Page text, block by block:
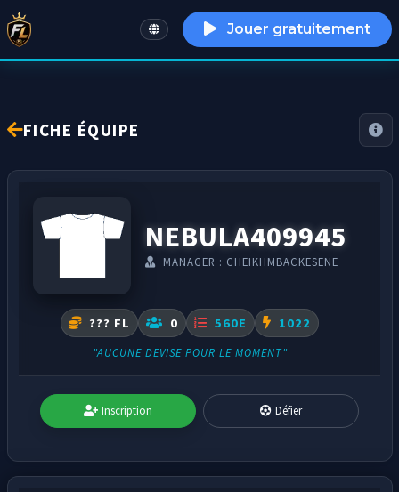
English Jouer gratuitement
FICHE ÉQUIPE
NEBULA409945
MANAGER : CHEIKHMBACKESENE
??? FL 0 560E 1022
"AUCUNE DEVISE POUR LE MOMENT"
Inscription Défier